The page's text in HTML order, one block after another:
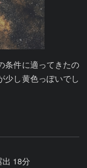
条件に適ってきたの
少し黄色っぽいでし
出 18分